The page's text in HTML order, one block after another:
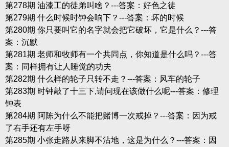
第278期 油漆工的徒弟叫啥？---答案：好色之徒
第279期 什么时候时钟会响下？---答案：坏的时候
第280期 你只要叫它的名字就会把它破坏，它是什么？---答
案：沉默
第281期 老师和牧师有一个共同点，你知道是什么吗？---答
案：同样拥有让人睡觉的功夫
第282期 什么样的轮子只转不走？---答案：风车的轮子
第283期 时钟敲了十三下,请问现在该做什么呢---答案：修理
钟表
第284期 阿陈为什么不能把赌博一次戒掉？---答案：因为戒
了右手还有左手呀
第285期 小张走路从来脚不沾地，这是为什么？---答案：因